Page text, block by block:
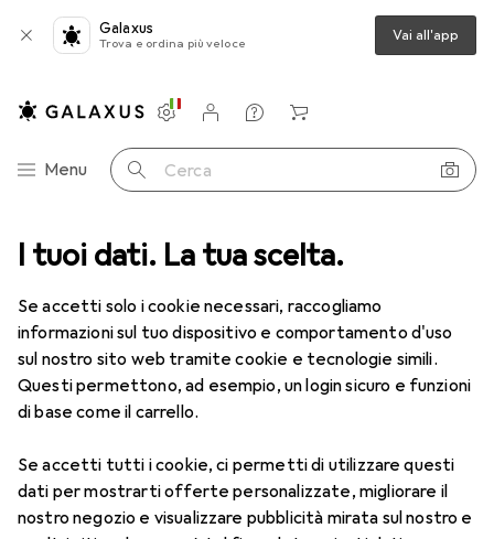
I tuoi dati. La tua scelta.
Se accetti solo i cookie necessari, raccogliamo
informazioni sul tuo dispositivo e comportamento d'uso
sul nostro sito web tramite cookie e tecnologie simili.
Questi permettono, ad esempio, un login sicuro e funzioni
di base come il carrello.
Se accetti tutti i cookie, ci permetti di utilizzare questi
dati per mostrarti offerte personalizzate, migliorare il
nostro negozio e visualizzare pubblicità mirata sul nostro e
Galaxus
Trova e ordina più veloce Vai all'app
Categoria Navigazione
Menu Cerca
Impostazioni
Conto cliente
Liste di confronto
Liste dei desideri
Carrello
Lenti a contatto Air Optix più HydraGlyde per l'astigmatismo
1 Immagine
Air Optix più HydraGlyde per
-3.5, Obiettivo mensile, 6 pz., Torico
Prezzo in EUR IVA incl.
EUR
51,61 EUR
8,60/1pz.